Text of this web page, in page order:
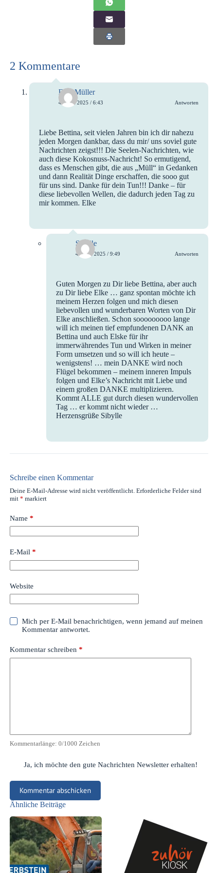
2 Kommentare
Elke Müller
4. April 2025 / 6:43 Antworten
Liebe Bettina, seit vielen Jahren bin ich dir nahezu
jeden Morgen dankbar, dass du mir/ uns soviel gute
Nachrichten zeigst!!! Die Seelen-Nachrichten, wie
auch diese Kokosnuss-Nachricht! So ermutigend,
dass es Menschen gibt, die aus „Müll“ in Gedanken
und dann Realität Dinge erschaffen, die sooo gut
für uns sind. Danke für dein Tun!!! Danke – für
diese liebevollen Wellen, die dadurch jeden Tag zu
mir kommen. Elke
Sibylle
4. April 2025 / 9:49 Antworten
Guten Morgen zu Dir liebe Bettina, aber auch
zu Dir liebe Elke … ganz spontan möchte ich
meinem Herzen folgen und mich diesen
liebevollen und wunderbaren Worten von Dir
Elke anschließen. Schon sooooooooo lange
will ich meinen tief empfundenen DANK an
Bettina und auch Elske für ihr
immerwährendes Tun und Wirken in meiner
Form umsetzen und so will ich heute –
wenigstens! … mein DANKE wird noch
Flügel bekommen – meinem inneren Impuls
folgen und Elke’s Nachricht mit Liebe und
einem großen DANKE multiplizieren.
Kommt ALLE gut durch diesen wundervollen
Tag … er kommt nicht wieder …
Herzensgrüße Sibylle
Schreibe einen Kommentar
Deine E-Mail-Adresse wird nicht veröffentlicht. Erforderliche Felder sind
mit * markiert
Name *
E-Mail *
Website
Mich per E-Mail benachrichtigen, wenn jemand auf meinen
Kommentar antwortet.
Kommentar schreiben *
Kommentarlänge: 0/1000 Zeichen
Ja, ich möchte den gute Nachrichten Newsletter erhalten!
Kommentar abschicken
Ähnliche Beiträge